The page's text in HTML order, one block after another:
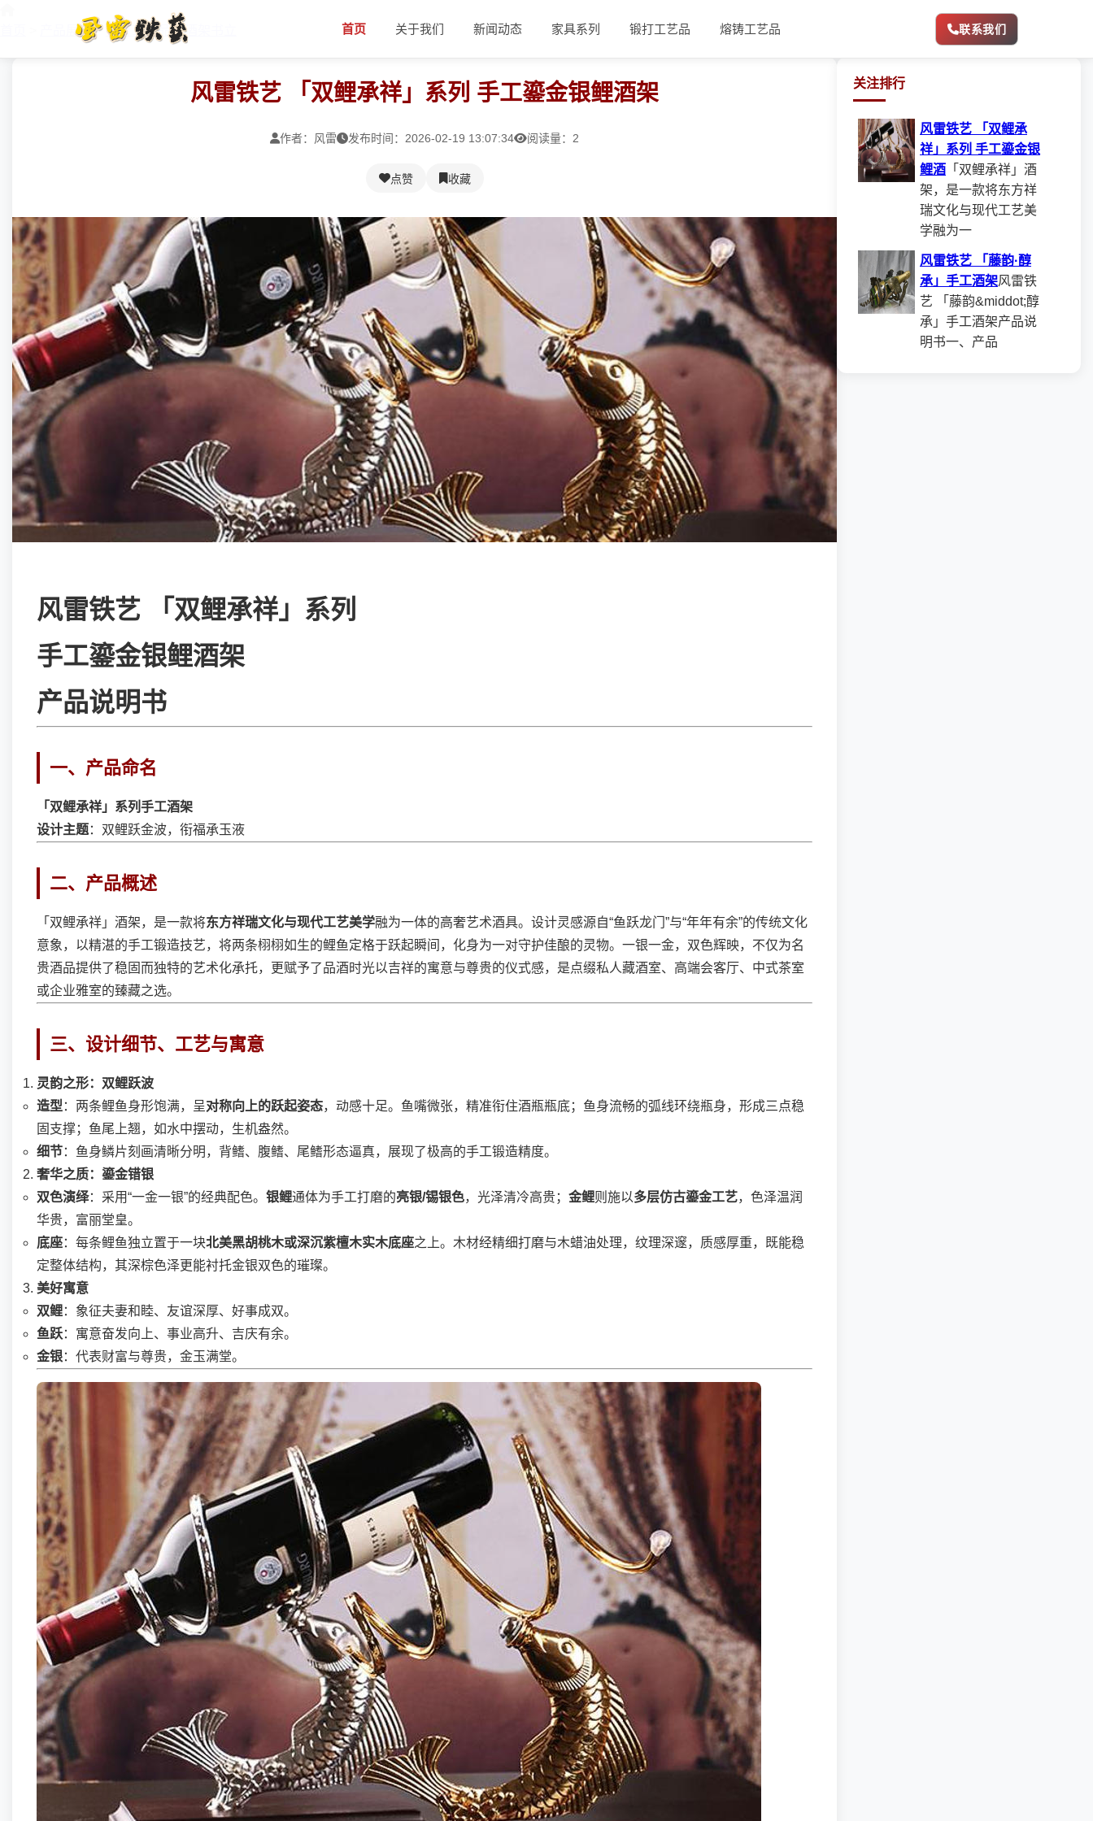
首页 关于我们 新闻动态 家具系列 锻打工艺品 熔铸工艺品 联系我们
产品展示>锻打工艺品>酒架书立
风雷铁艺 「双鲤承祥」系列 手工鎏金银鲤酒架
作者：风雷 发布时间：2026-02-19 13:07:34 阅读量：2
点赞 收藏
风雷铁艺 「双鲤承祥」系列
手工鎏金银鲤酒架
产品说明书
一、产品命名
「双鲤承祥」系列手工酒架
设计主题：双鲤跃金波，衔福承玉液
二、产品概述
「双鲤承祥」酒架，是一款将东方祥瑞文化与现代工艺美学融为一体的高奢艺术酒具。设计灵感源自“鱼跃龙门”与“年年有余”的传统文化
意象，以精湛的手工锻造技艺，将两条栩栩如生的鲤鱼定格于跃起瞬间，化身为一对守护佳酿的灵物。一银一金，双色辉映，不仅为名
贵酒品提供了稳固而独特的艺术化承托，更赋予了品酒时光以吉祥的寓意与尊贵的仪式感，是点缀私人藏酒室、高端会客厅、中式茶室
或企业雅室的臻藏之选。
三、设计细节、工艺与寓意
灵韵之形：双鲤跃波
造型 ：两条鲤鱼身形饱满，呈对称向上的跃起姿态，动感十足。鱼嘴微张，精准衔住酒瓶瓶底；鱼身流畅的弧线环绕瓶身，形成三点稳
固支撑；鱼尾上翘，如水中摆动，生机盎然。
细节：鱼身鳞片刻画清晰分明，背鳍、腹鳍、尾鳍形态逼真，展现了极高的手工锻造精度。
奢华之质：鎏金错银
双色演绎：采用“一金一银”的经典配色。 银鲤通体为手工打磨的亮银/锡银色，光泽清冷高贵； 金鲤则施以多层仿古鎏金工艺，色泽温润
华贵，富丽堂皇。
底座：每条鲤鱼独立置于一块北美黑胡桃木或深沉紫檀木实木底座之上。木材经精细打磨与木蜡油处理，纹理深邃，质感厚重，既能稳
定整体结构，其深棕色泽更能衬托金银双色的璀璨。
美好寓意
双鲤：象征夫妻和睦、友谊深厚、好事成双。
鱼跃：寓意奋发向上、事业高升、吉庆有余。
金银：代表财富与尊贵，金玉满堂。
关注排行
风雷铁艺 「双鲤承
祥」系列 手工鎏金银
鲤酒 「双鲤承祥」酒
架，是一款将东方祥
瑞文化与现代工艺美
学融为一
风雷铁艺 「藤韵·醇
承」手工酒架风雷铁
艺 「藤韵&middot;醇
承」手工酒架产品说
明书一、产品